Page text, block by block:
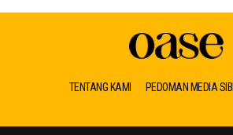
TENTANG KAMI PEDOMAN MEDIA